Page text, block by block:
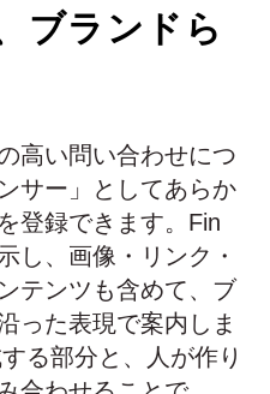
ブランドら
高い問い合わせにつ
サー」としてあらか
登録できます。Fin
し、画像・リンク・
テンツも含めて、ブ
った表現で案内しま
る部分と、人が作り